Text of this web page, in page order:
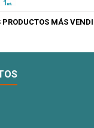
para: tarjetas
postales, tarjetas,
juegos didácticos,
planificadores
PRODUCTOS MÁS